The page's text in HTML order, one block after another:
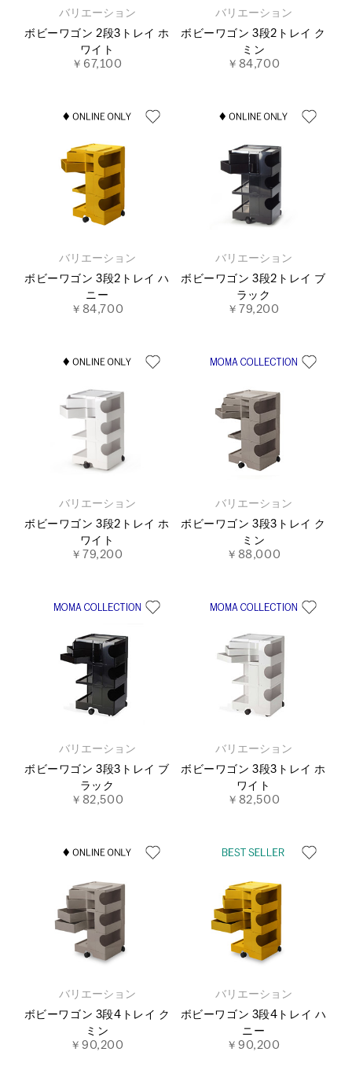
バリエーション
ボビーワゴン 2段3トレイ ホ
ワイト
￥67,100
バリエーション
ボビーワゴン 3段2トレイ ク
ミン
￥84,700
バリエーション
ボビーワゴン 3段2トレイ ハ
ニー
￥84,700
バリエーション
ボビーワゴン 3段2トレイ ブ
ラック
￥79,200
バリエーション
ボビーワゴン 3段2トレイ ホ
ワイト
￥79,200
バリエーション
ボビーワゴン 3段3トレイ ク
ミン
￥88,000
バリエーション
ボビーワゴン 3段3トレイ ブ
ラック
￥82,500
バリエーション
ボビーワゴン 3段3トレイ ホ
ワイト
￥82,500
バリエーション
ボビーワゴン 3段4トレイ ク
ミン
￥90,200
バリエーション
ボビーワゴン 3段4トレイ ハ
ニー
￥90,200